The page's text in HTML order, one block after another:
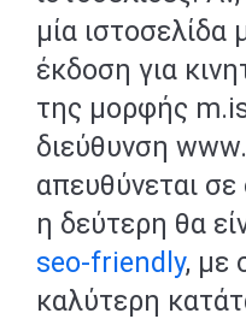
μία ιστοσελίδα
έκδοση για
της μορφής
διεύθυνση
απευθύνεται σε
η δεύτερη θα
seo-friendly, με
καλύτερη